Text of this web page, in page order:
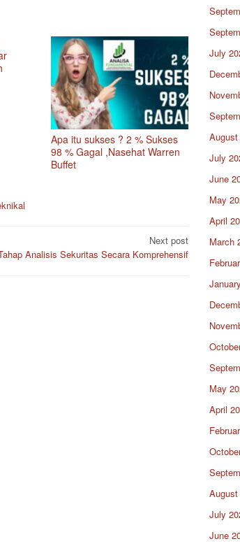
Apa itu sukses ? 2 % Sukses
98 % Gagal ,Nasehat Warren
Buffet
Next post
Analisis Sekuritas Secara Komprehensif
July
July
June
May
April
March
May
April
July
June